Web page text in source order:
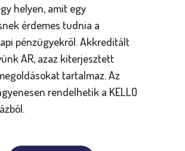
helyen, amit egy
érdemes tudnia a
pénzügyekről. Akkreditált
AR, azaz kiterjesztett
tartalmaz. Az
rendelhetik a KELLO